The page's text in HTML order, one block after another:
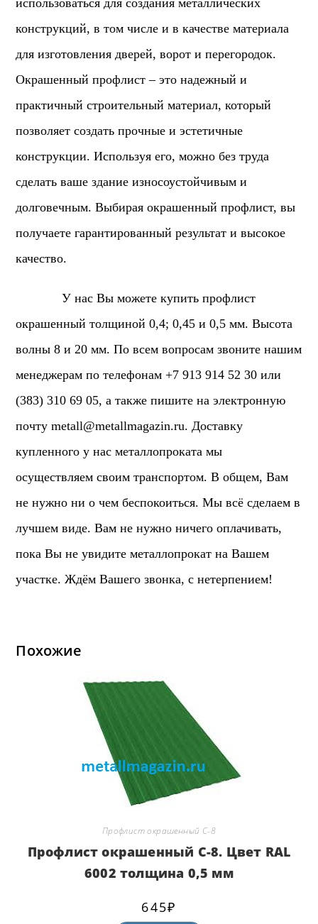
использоваться для создания металлических
конструкций, в том числе и в качестве материала
для изготовления дверей, ворот и перегородок.
Окрашенный профлист – это надежный и
практичный строительный материал, который
позволяет создать прочные и эстетичные
конструкции. Используя его, можно без труда
сделать ваше здание износоустойчивым и
долговечным. Выбирая окрашенный профлист, вы
получаете гарантированный результат и высокое
качество.
У нас Вы можете купить профлист
окрашенный толщиной 0,4; 0,45 и 0,5 мм. Высота
волны 8 и 20 мм. По всем вопросам звоните нашим
менеджерам по телефонам +7 913 914 52 30 или
(383) 310 69 05, а также пишите на электронную
почтуmetall@metallmagazin.ru. Доставку
купленного у нас металлопроката мы
осуществляем своим транспортом. В общем, Вам
не нужно ни о чем беспокоиться. Мы всё сделаем в
лучшем виде. Вам не нужно ничего оплачивать,
пока Вы не увидите металлопрокат на Вашем
участке. Ждём Вашего звонка, с нетерпением!
Похожие
Профлист окрашенный С-8
Профлист окрашенный С-8. Цвет RAL
6002 толщина 0,5 мм
645₽